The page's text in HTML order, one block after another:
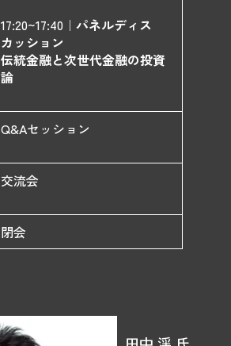
​17:20~17:40｜ パネルディス
カッション
伝統金融と次世代金融の投資
論
Q&Aセッション
交流会
閉会